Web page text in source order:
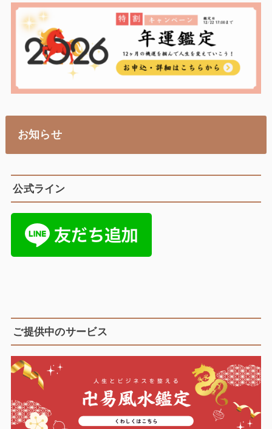
お知らせ
公式ライン
ご提供中のサービス